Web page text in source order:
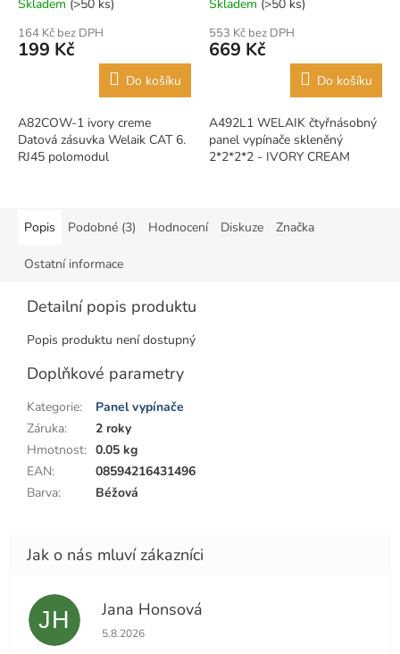
Skladem (>50 ks)
164 Kč bez DPH
199 Kč
Do košíku
A82COW-1 ivory creme
Datová zásuvka Welaik CAT 6.
RJ45 polomodul
Skladem (>50 ks)
553 Kč bez DPH
669 Kč
Do košíku
A492L1 WELAIK čtyřnásobný
panel vypínače skleněný
2*2*2*2 - IVORY CREAM
Popis Podobné (3) Hodnocení Diskuze Značka
Ostatní informace
Detailní popis produktu
Popis produktu není dostupný
Doplňkové parametry
Kategorie:
Panel vypínače
Záruka:
2 roky
Hmotnost: 0.05 kg
EAN:
08594216431496
Barva: Béžová
JH Jana Honsová
Hodnocení obchodu je 5 z 5 hvězdiček.
5.8.2026